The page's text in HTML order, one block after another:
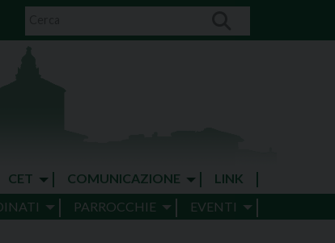
CET COMUNICAZIONE
LINK
PARROCCHIE EVENTI